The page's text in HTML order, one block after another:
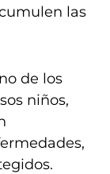
las
de los
niños,